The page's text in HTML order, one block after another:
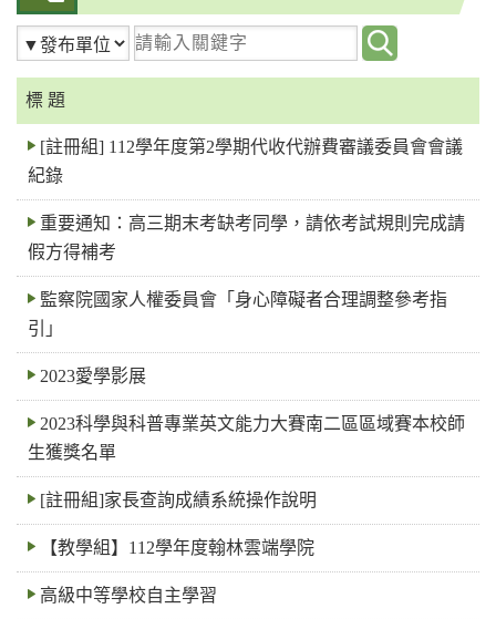
請
輸
關
鍵
標 題
[註冊組] 112學年度第2學期代收代辦費審議委員會會議
紀錄
重要通知：高三期末考缺考同學，請依考試規則完成請
假方得補考
監察院國家人權委員會「身心障礙者合理調整參考指
引」
2023愛學影展
2023科學與科普專業英文能力大賽南二區區域賽本校師
生獲獎名單
[註冊組]家長查詢成績系統操作說明
【教學組】112學年度翰林雲端學院
高級中等學校自主學習